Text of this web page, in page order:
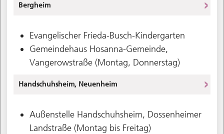
Bergheim
Evangelischer Frieda-Busch-Kindergarten
Gemeindehaus Hosanna-Gemeinde,
Vangerowstraße (Montag, Donnerstag)
Handschuhsheim, Neuenheim
Außenstelle Handschuhsheim, Dossenheimer
Landstraße (Montag bis Freitag)